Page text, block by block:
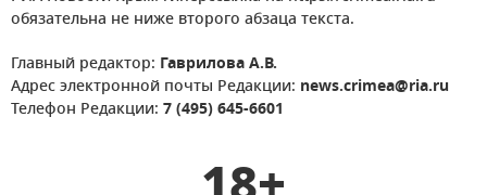
обязательна не ниже второго абзаца текста.
Главный редактор: Гаврилова А.В.
Адрес электронной почты Редакции: news.crimea@ria.ru
Телефон Редакции: 7 (495) 645-6601